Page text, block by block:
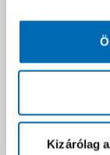
Kizárólag
Neked